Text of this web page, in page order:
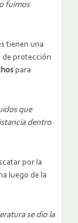
fuimos
tienen una
de protección
para
que
dentro
por la
luego de la
se dio la